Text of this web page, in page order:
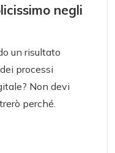
negli
un risultato
processi
Non devi
perché.